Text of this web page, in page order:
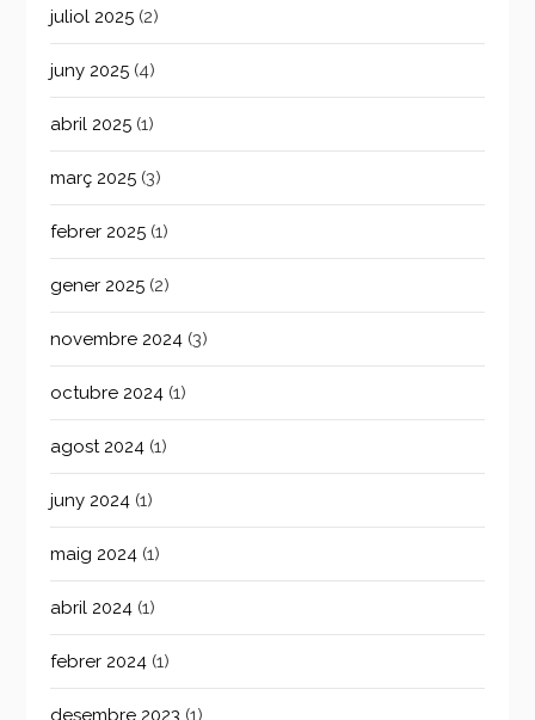
juliol 2025 (2)
juny 2025 (4)
abril 2025 (1)
març 2025 (3)
febrer 2025 (1)
gener 2025 (2)
novembre 2024 (3)
octubre 2024 (1)
agost 2024 (1)
juny 2024 (1)
maig 2024 (1)
abril 2024 (1)
febrer 2024 (1)
desembre 2023 (1)